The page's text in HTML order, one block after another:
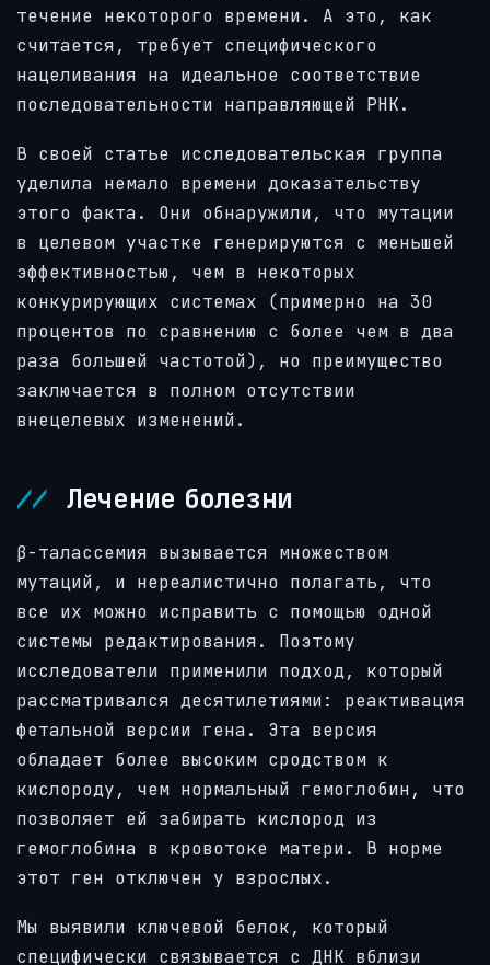
течение некоторого времени. А это, как
считается, требует специфического
нацеливания на идеальное соответствие
последовательности направляющей РНК.
В своей статье исследовательская группа
уделила немало времени доказательству
этого факта. Они обнаружили, что мутации
в целевом участке генерируются с меньшей
эффективностью, чем в некоторых
конкурирующих системах (примерно на 30
процентов по сравнению с более чем в два
раза большей частотой), но преимущество
заключается в полном отсутствии
внецелевых изменений.
Лечение болезни
β-талассемия вызывается множеством
мутаций, и нереалистично полагать, что
все их можно исправить с помощью одной
системы редактирования. Поэтому
исследователи применили подход, который
рассматривался десятилетиями: реактивация
фетальной версии гена. Эта версия
обладает более высоким сродством к
кислороду, чем нормальный гемоглобин, что
позволяет ей забирать кислород из
гемоглобина в кровотоке матери. В норме
этот ген отключен у взрослых.
Мы выявили ключевой белок, который
специфически связывается с ДНК вблизи